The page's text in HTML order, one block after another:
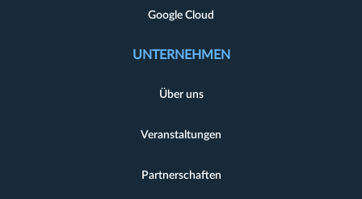
Google Cloud
UNTERNEHMEN
Über uns
Veranstaltungen
Partnerschaften